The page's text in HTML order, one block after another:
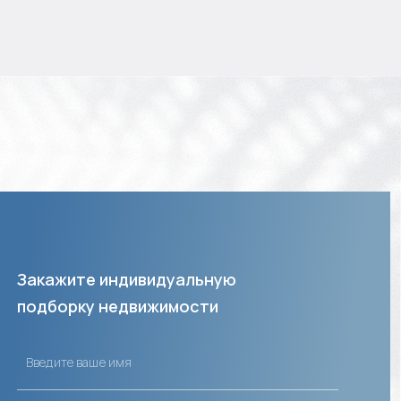
Закажите индивидуальную
подборку недвижимости